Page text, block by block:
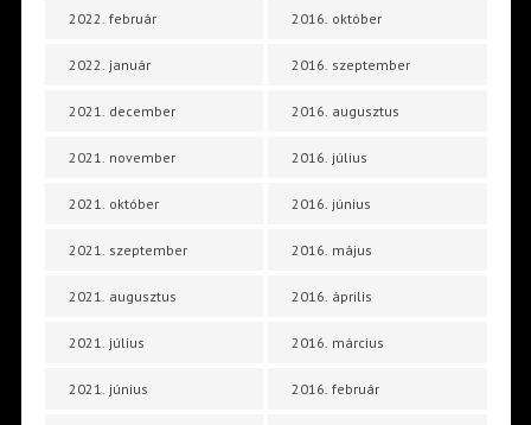
2022. február
2022. január
2021. december
2021. november
2021. október
2021. szeptember
2021. augusztus
2021. július
2021. június
2016. október
2016. szeptember
2016. augusztus
2016. július
2016. június
2016. május
2016. április
2016. március
2016. február